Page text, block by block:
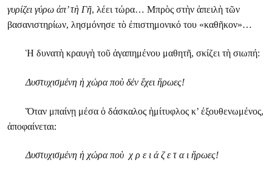
γυρίζει γύρω ἀπ’ τὴ Γῆ, λέει τώρα… Μπρὸς στὴν ἀπειλὴ τῶν
βασανιστηρίων, λησμόνησε τὸ ἐπιστημονικό του «καθῆκον»…
Ἡ δυνατὴ κραυγὴ τοῦ ἀγαπημένου μαθητῆ, σκίζει τὴ σιωπή:
Δυστυχισμένη ἡ χώρα ποὺ δέν ἔχει ἥρωες!
Ὅταν μπαίνῃ μέσα ὁ δάσκαλος ἡμίτυφλος κ’ ἐξουθενωμένος,
ἀποφαίνεται:
Δυστυχισμένη ἡ χώρα ποὺ χ ρ ε ι ά ζ ε τ α ι ἥρωες!